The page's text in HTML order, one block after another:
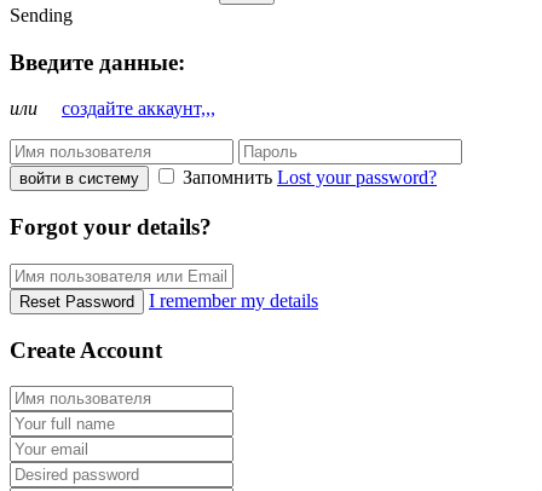
Sending
Введите данные:
или создайте аккаунт,,,
войти в систему Запомнить Lost your password?
Forgot your details?
Reset Password I remember my details
Create Account